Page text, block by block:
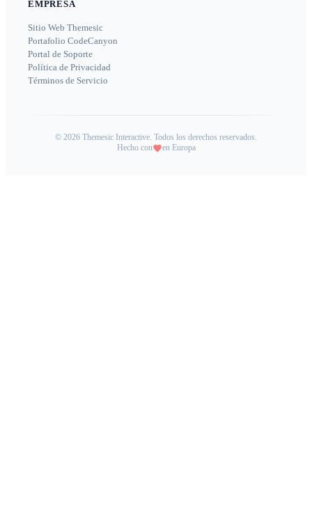
EMPRESA
Sitio Web Themesic
Portafolio CodeCanyon
Portal de Soporte
Política de Privacidad
Términos de Servicio
© 2026 Themesic Interactive. Todos los derechos reservados.
Hecho con
en Europa